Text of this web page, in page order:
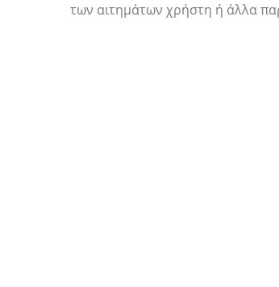
των αιτημάτων χρήστη ή άλλα